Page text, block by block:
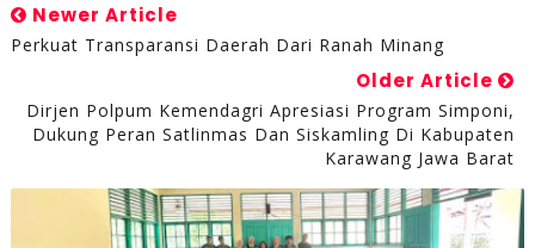
Newer Article
Perkuat Transparansi Daerah Dari Ranah Minang
Older Article
Dirjen Polpum Kemendagri Apresiasi Program Simponi,
Dukung Peran Satlinmas Dan Siskamling Di Kabupaten
Karawang Jawa Barat